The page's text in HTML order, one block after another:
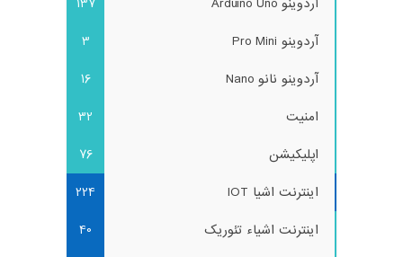
آردوینو Arduino Uno
137
آردوینو Pro Mini
3
آردوینو نانو Nano
16
امنیت
32
اپلیکیشن
76
اینترنت اشیا IOT
224
اینترنت اشیاء تئوریک
40